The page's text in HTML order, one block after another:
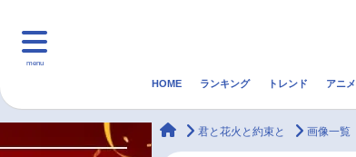
menu
HOME ランキング トレンド アニメ
animateTimes
君と花火と約束と 画像一覧